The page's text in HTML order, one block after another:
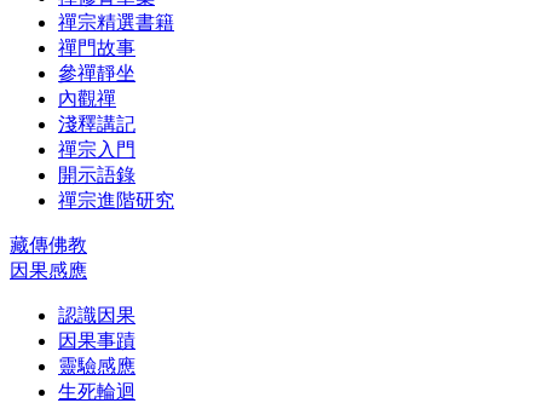
禪宗精選書籍
禪門故事
參禪靜坐
內觀禪
淺釋講記
禪宗入門
開示語錄
禪宗進階研究
藏傳佛教
因果感應
認識因果
因果事蹟
靈驗感應
生死輪迴